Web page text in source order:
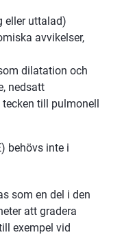
eller uttalad)
avvikelser,
dilatation och
nedsatt
till pulmonell
behövs inte i
som en del i den
att gradera
exempel vid